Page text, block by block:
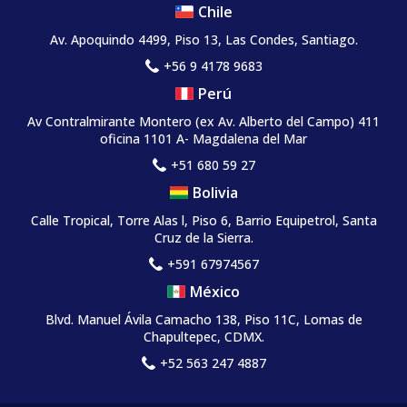
Chile
Av. Apoquindo 4499, Piso 13, Las Condes, Santiago.
+56 9 4178 9683
Perú
Av Contralmirante Montero (ex Av. Alberto del Campo) 411
oficina 1101 A- Magdalena del Mar
+51 680 59 27
Bolivia
Calle Tropical, Torre Alas l, Piso 6, Barrio Equipetrol, Santa
Cruz de la Sierra.
+591 67974567
México
Blvd. Manuel Ávila Camacho 138, Piso 11C, Lomas de
Chapultepec, CDMX.
+52 563 247 4887